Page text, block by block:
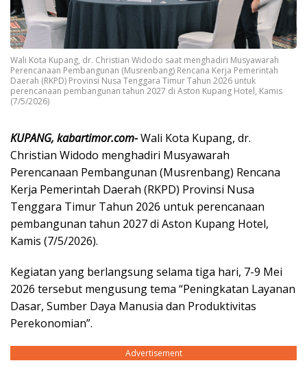
Wali Kota Kupang, dr. Christian Widodo saat menghadiri Musyawarah
Perencanaan Pembangunan (Musrenbang) Rencana Kerja Pemerintah
Daerah (RKPD) Provinsi Nusa Tenggara Timur Tahun 2026 untuk
perencanaan pembangunan tahun 2027 di Aston Kupang Hotel, Kamis
(7/5/2026)
KUPANG, kabartimor.com-Wali Kota Kupang, dr.
Christian Widodo menghadiri Musyawarah
Perencanaan Pembangunan (Musrenbang) Rencana
Kerja Pemerintah Daerah (RKPD) Provinsi Nusa
Tenggara Timur Tahun 2026 untuk perencanaan
pembangunan tahun 2027 di Aston Kupang Hotel,
Kamis (7/5/2026).
Kegiatan yang berlangsung selama tiga hari, 7-9 Mei
2026 tersebut mengusung tema “Peningkatan Layanan
Dasar, Sumber Daya Manusia dan Produktivitas
Perekonomian”.
Advertisement